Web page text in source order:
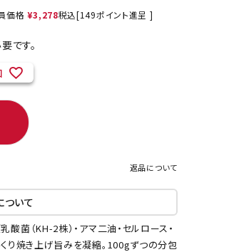
対象商品一覧
価格 ¥3,278税込[149ポイント進呈 ]
です。
返品について
ついて
菌（KH-2株）・アマ二油・セルロース・
り焼き上げ旨みを凝縮。100gずつの分包